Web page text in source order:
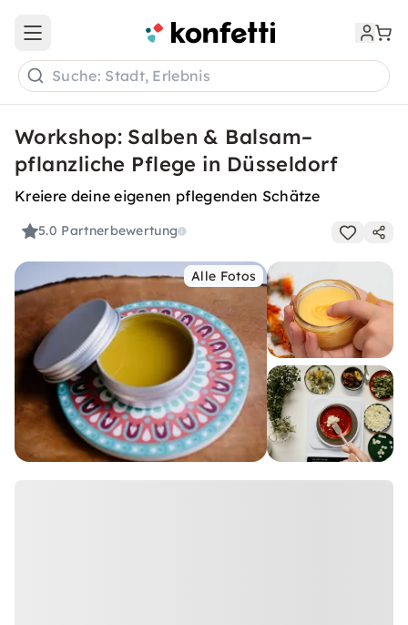
Open main menu
Suche: Stadt, Erlebnis
Workshop: Salben & Balsam–
pflanzliche Pflege in Düsseldorf
Kreiere deine eigenen pflegenden Schätze
5.0 Partnerbewertung
Alle Fotos